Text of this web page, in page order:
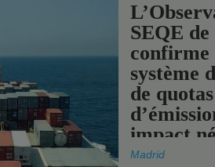
SEQE de
confirme
système
de quotas
impact
les ports
Madrid